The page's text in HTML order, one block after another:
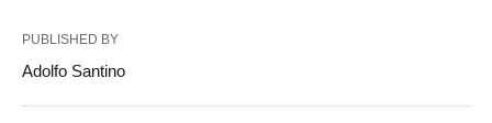
PUBLISHED BY
Adolfo Santino